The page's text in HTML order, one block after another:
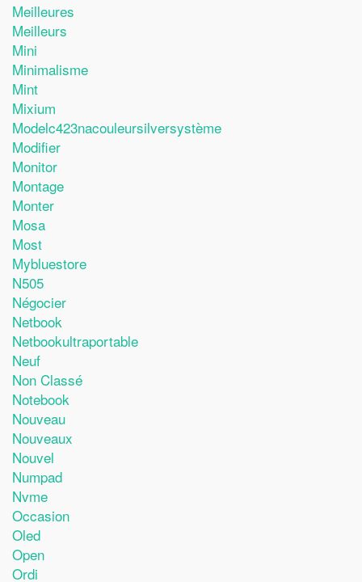
Meilleures
Meilleurs
Mini
Minimalisme
Mint
Mixium
Modelc423nacouleursilversystème
Modifier
Monitor
Montage
Monter
Mosa
Most
Mybluestore
N505
Négocier
Netbook
Netbookultraportable
Neuf
Non Classé
Notebook
Nouveau
Nouveaux
Nouvel
Numpad
Nvme
Occasion
Oled
Open
Ordi